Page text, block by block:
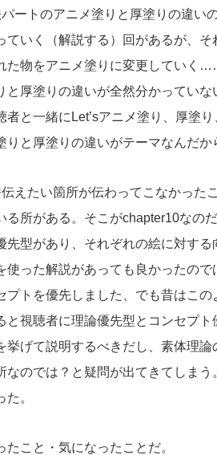
ートのアニメ塗りと厚塗りの違い
ていく（解説する）回があるが、
た物をアニメ塗りに変更していく
と厚塗りの違いが全然分かってい
者と一緒にLet’sアニメ塗り、厚塗
りと厚塗りの違いがテーマなんだ
えたい箇所が伝わってこなかった
る所がある。そこがchapter10なの
先型があり、それぞれの絵に対す
使った解説があっても良かったの
プトを優先しました、でも昔はこ
と視聴者に理論優先型とコンセプ
挙げて説明するべきだし、素体理
なのでは？と疑問が出てきてしま
。
たこと・気になったことだ。